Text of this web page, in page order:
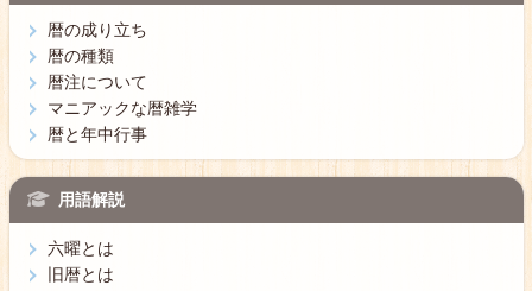
暦の成り立ち
暦の種類
暦注について
マニアックな暦雑学
暦と年中行事
用語解説
六曜とは
旧暦とは